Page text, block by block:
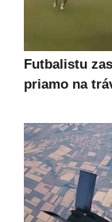
Futbalistu
priamo na